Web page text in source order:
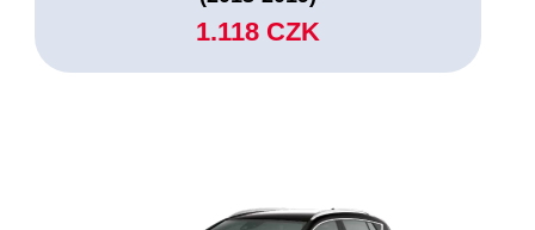
1.118 CZK